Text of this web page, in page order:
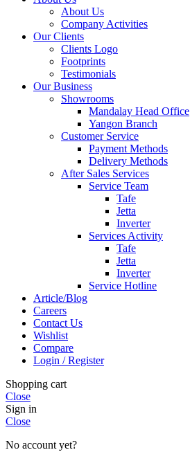
About Us
Company Activities
Our Clients
Clients Logo
Footprints
Testimonials
Our Business
Showrooms
Mandalay Head Office
Yangon Branch
Customer Service
Payment Methods
Delivery Methods
After Sales Services
Service Team
Tafe
Jetta
Inverter
Services Activity
Tafe
Jetta
Inverter
Service Hotline
Article/Blog
Careers
Contact Us
Wishlist
Compare
Login / Register
Shopping cart
Close
Sign in
Close
No account yet?